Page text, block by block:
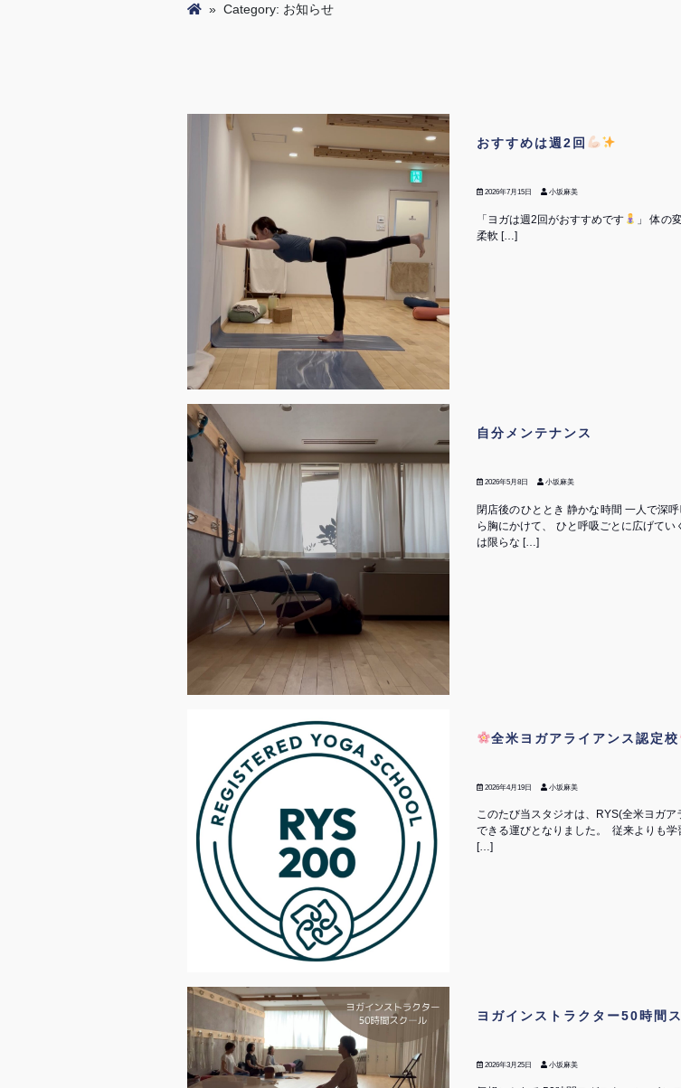
» Category: お知らせ
おすすめは週2回
2026年7月15日 小坂麻美
「ヨガは週2回がおすすめです 」 体の
柔軟 […]
自分メンテナンス
2026年5月8日 小坂麻美
閉店後のひととき 静かな時間 一人で深
ら胸にかけて、 ひと呼吸ごとに広げて
は限らな […]
全米ヨガアライアンス認定校
2026年4月19日 小坂麻美
このたび当スタジオは、RYS(全米ヨガ
できる運びとなりました。 ⁡ 従来よりも
[…]
ヨガインストラクター50時間
2026年3月25日 小坂麻美